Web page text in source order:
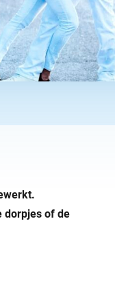
dorpjes of de